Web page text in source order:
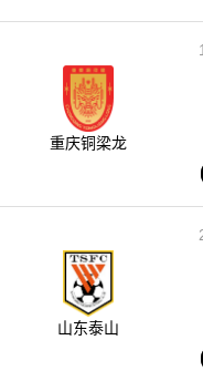
重庆铜梁龙
山东泰山